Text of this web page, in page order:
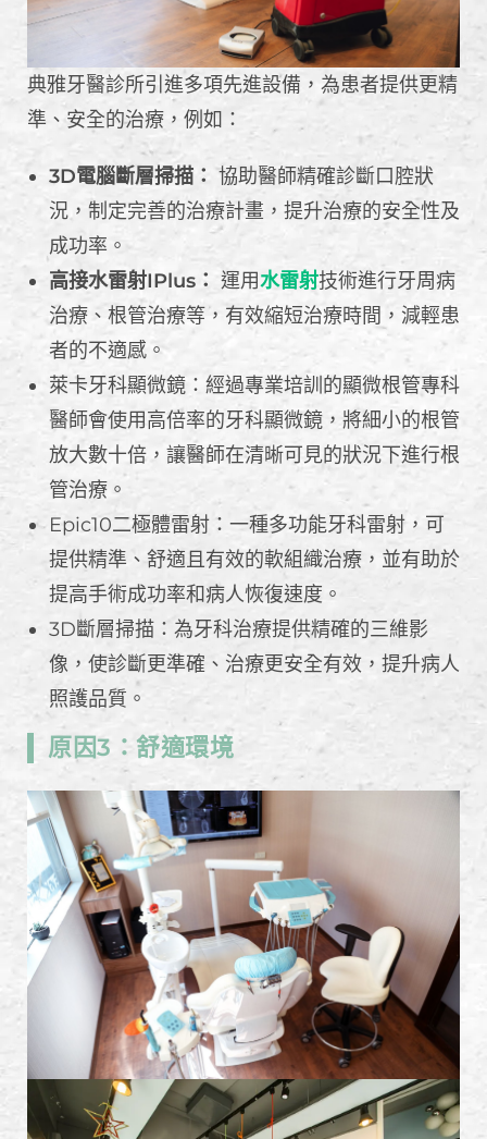
典雅牙醫診所引進多項先進設備，為患者提供更精
準、安全的治療，例如：
3D電腦斷層掃描： 協助醫師精確診斷口腔狀
況，制定完善的治療計畫，提升治療的安全性及
成功率。
高接水雷射IPlus： 運用水雷射技術進行牙周病
治療、根管治療等，有效縮短治療時間，減輕患
者的不適感。
萊卡牙科顯微鏡：經過專業培訓的顯微根管專科
醫師會使用高倍率的牙科顯微鏡，將細小的根管
放大數十倍，讓醫師在清晰可見的狀況下進行根
管治療。
Epic10二極體雷射：一種多功能牙科雷射，可
提供精準、舒適且有效的軟組織治療，並有助於
提高手術成功率和病人恢復速度。
3D斷層掃描：為牙科治療提供精確的三維影
像，使診斷更準確、治療更安全有效，提升病人
照護品質。
原因3：舒適環境